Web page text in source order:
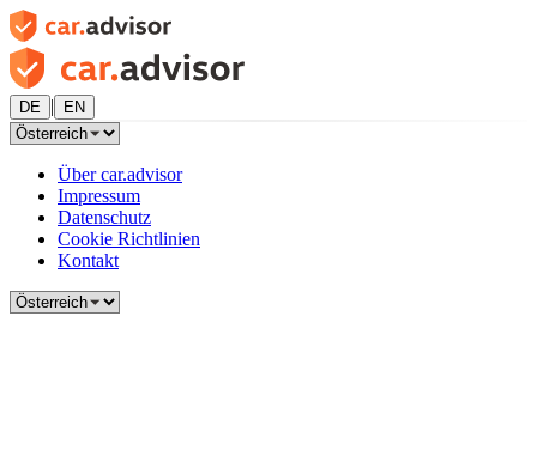
DE | EN
Über car.advisor
Impressum
Datenschutz
Cookie Richtlinien
Kontakt